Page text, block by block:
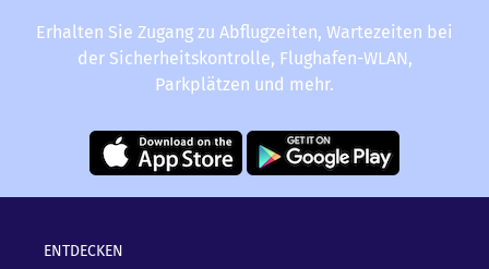
Erhalten Sie Zugang zu Abflugzeiten, Wartezeiten bei
der Sicherheitskontrolle, Flughafen-WLAN,
Parkplätzen und mehr.
ENTDECKEN